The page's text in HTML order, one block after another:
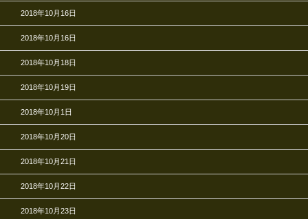
2018年10月16日
2018年10月16日
2018年10月18日
2018年10月19日
2018年10月1日
2018年10月20日
2018年10月21日
2018年10月22日
2018年10月23日